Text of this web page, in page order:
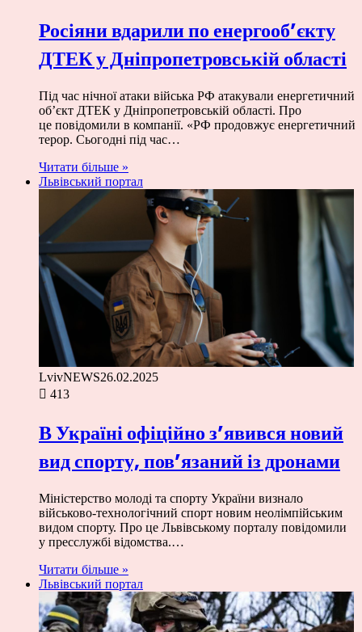
Росіяни вдарили по енергооб’єкту
ДТЕК у Дніпропетровській області
Під час нічної атаки війська РФ атакували енергетичний
обʼєкт ДТЕК у Дніпропетровській області. Про
це повідомили в компанії. «РФ продовжує енергетичний
терор. Сьогодні під час…
Читати більше »
Львівський портал
LvivNEWS26.02.2025
413
В Україні офіційно з’явився новий
вид спорту, пов’язаний із дронами
Міністерство молоді та спорту України визнало
військово-технологічний спорт новим неолімпійським
видом спорту. Про це Львівському порталу повідомили
у пресслужбі відомства.…
Читати більше »
Львівський портал